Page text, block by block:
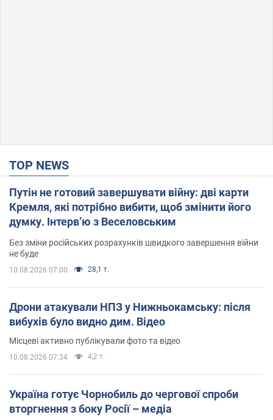
TOP NEWS
Путін не готовий завершувати війну: дві карти
Кремля, які потрібно вибити, щоб змінити його
думку. Інтерв’ю з Веселовським
Без зміни російських розрахунків швидкого завершення війни
не буде
10.08.2026 07:00 28,1 т.
Дрони атакували НПЗ у Нижньокамську: після
вибухів було видно дим. Відео
Місцеві активно публікували фото та відео
10.08.2026 07:34 4,2 т.
Україна готує Чорнобиль до чергової спроби
вторгнення з боку Росії – медіа